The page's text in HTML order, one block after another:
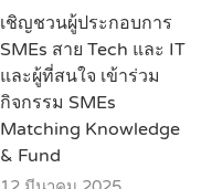
เชิญชวนผู้ประกอบการ
SMEs สาย Tech และ IT
และผู้ที่สนใจ เข้าร่วม
กิจกรรม SMEs
Matching Knowledge
& Fund